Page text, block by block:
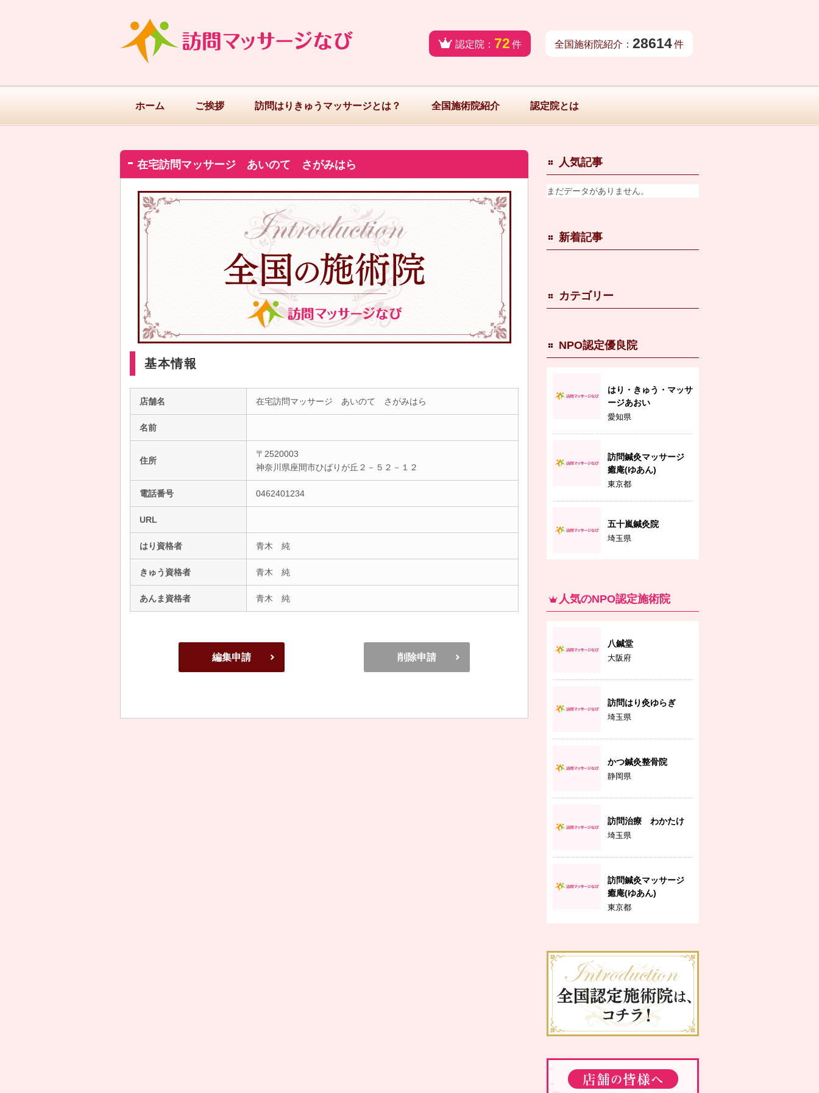
認定院： 72 件 全国施術院紹介： 28614件
ホーム ご挨拶 訪問はりきゅうマッサージとは？ 全国施術院紹介 認定院とは
在宅訪問マッサージ あいのて さがみはら
基本情報
店舗名 在宅訪問マッサージ あいのて さがみはら
名前
住所
〒2520003
神奈川県座間市ひばりが丘２－５２－１２
電話番号 0462401234
URL
はり資格者 青木 純
きゅう資格者 青木 純
あんま資格者 青木 純
編集申請 削除申請
人気記事
まだデータがありません。
新着記事
カテゴリー
NPO認定優良院
はり・きゅう・マッサ
ージあおい
愛知県
訪問鍼灸マッサージ
癒庵(ゆあん)
東京都
五十嵐鍼灸院
埼玉県
人気のNPO認定施術院
八鍼堂
大阪府
訪問はり灸ゆらぎ
埼玉県
かつ鍼灸整骨院
静岡県
訪問治療 わかたけ
埼玉県
訪問鍼灸マッサージ
癒庵(ゆあん)
東京都